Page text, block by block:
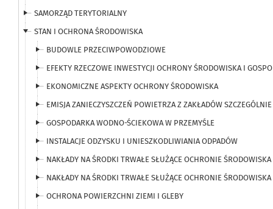
SAMORZĄD TERYTORIALNY
STAN I OCHRONA ŚRODOWISKA
BUDOWLE PRZECIWPOWODZIOWE
EFEKTY RZECZOWE INWESTYCJI OCHRONY ŚRODOWISKA I
EKONOMICZNE ASPEKTY OCHRONY ŚRODOWISKA
EMISJA ZANIECZYSZCZEŃ POWIETRZA Z ZAKŁADÓW
GOSPODARKA WODNO-ŚCIEKOWA W PRZEMYŚLE
INSTALACJE ODZYSKU I UNIESZKODLIWIANIA ODPADÓW
NAKŁADY NA ŚRODKI TRWAŁE SŁUŻĄCE OCHRONIE
NAKŁADY NA ŚRODKI TRWAŁE SŁUŻĄCE OCHRONIE
OCHRONA POWIERZCHNI ZIEMI I GLEBY